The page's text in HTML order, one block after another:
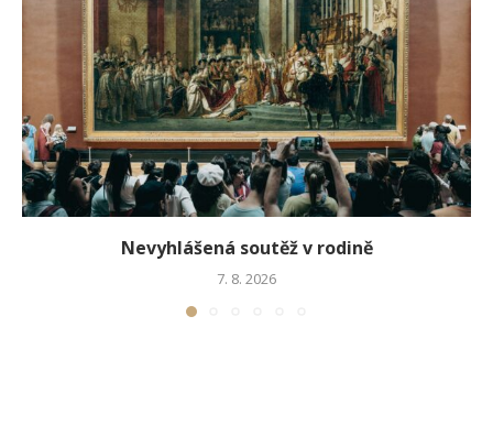
Nevyhlášená soutěž v rodině
7. 8. 2026